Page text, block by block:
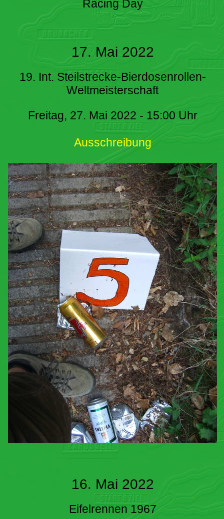
Racing Day
17. Mai 2022
19. Int. Steilstrecke-Bierdosenrollen-
Weltmeisterschaft
Freitag, 27. Mai 2022 - 15:00 Uhr
Ausschreibung
16. Mai 2022
Eifelrennen 1967